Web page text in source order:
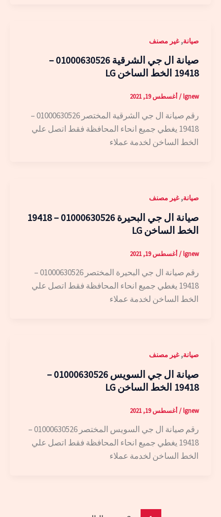
صيانة,غير مصنف
صيانة ال جي الشرقية 01000630526 –
19418 الخط الساخن LG
lgnew
/أغسطس 19, 2021
رقم صيانة ال جي الشرقية المختصر 01000630526 –
19418 يغطي جميع انحاء المحافظة فقط اتصل علي
الخط الساخن لخدمة عملاء
صيانة,غير مصنف
صيانة ال جي البحيرة 01000630526 – 19418
الخط الساخن LG
lgnew
/أغسطس 19, 2021
رقم صيانة ال جي البحيرة المختصر 01000630526 –
19418 يغطي جميع انحاء المحافظة فقط اتصل علي
الخط الساخن لخدمة عملاء
صيانة,غير مصنف
صيانة ال جي السويس 01000630526 –
19418 الخط الساخن LG
lgnew
/أغسطس 19, 2021
رقم صيانة ال جي السويس المختصر 01000630526 –
19418 يغطي جميع انحاء المحافظة فقط اتصل علي
الخط الساخن لخدمة عملاء